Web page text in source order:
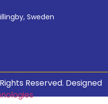
Sweden
Reserved. Designed